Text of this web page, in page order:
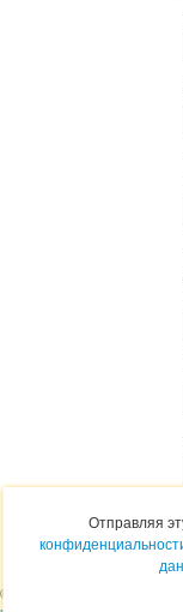
© 2011 - 2026
Отправляя